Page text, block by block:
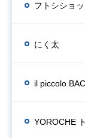
フトシショ
にく太
il piccolo
YOROCHE